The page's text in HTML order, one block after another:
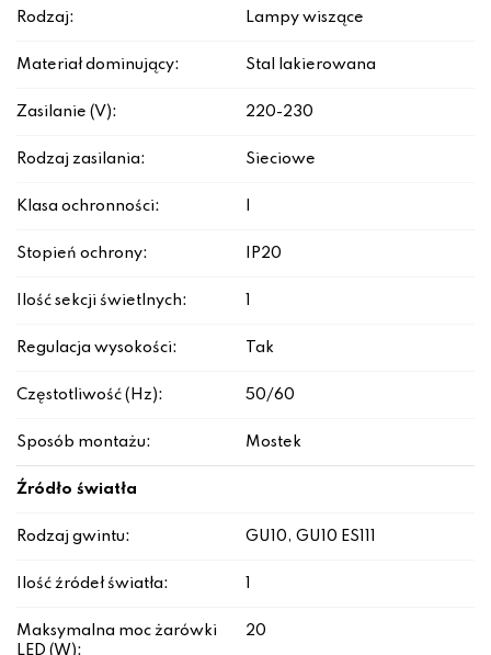
Rodzaj: Lampy wiszące
Materiał dominujący: Stal lakierowana
Zasilanie (V): 220-230
Rodzaj zasilania: Sieciowe
Klasa ochronności:
Stopień ochrony: IP20
Ilość sekcji świetlnych:
Regulacja wysokości: Tak
Częstotliwość (Hz): 50/60
Sposób montażu: Mostek
Źródło światła
Rodzaj gwintu: GU10, GU10 ES111
Ilość źródeł światła:
Maksymalna moc żarówki
LED (W):
20